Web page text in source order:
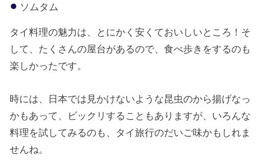
ソムタム
タイ料理の魅力は、とにかく安くておいしいところ！そ
して、たくさんの屋台があるので、食べ歩きをするのも
楽しかったです。
時には、日本では見かけないような昆虫のから揚げなっ
かもあって、ビックリすることもありますが、いろんな
料理を試してみるのも、タイ旅行のだいご味かもしれま
せんね。